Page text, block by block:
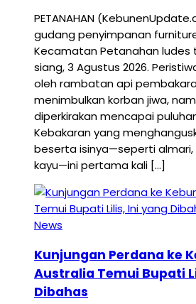
PETANAHAN
gudang penyimpanan
Kecamatan Petanahan ludes
siang, 3 Agustus 2026.
oleh rambatan api
menimbulkan korban jiwa,
diperkirakan mencapai
Kebakaran yang
beserta isinya—seperti
kayu—ini pertama kali […]
News
Kunjungan Perdana ke
Australia Temui Bupati
Dibahas